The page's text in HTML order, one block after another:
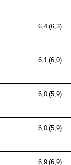
6,4 (6,3)
6,1 (6,0)
6,0 (5,9)
6,0 (5,9)
6,9 (6,9)